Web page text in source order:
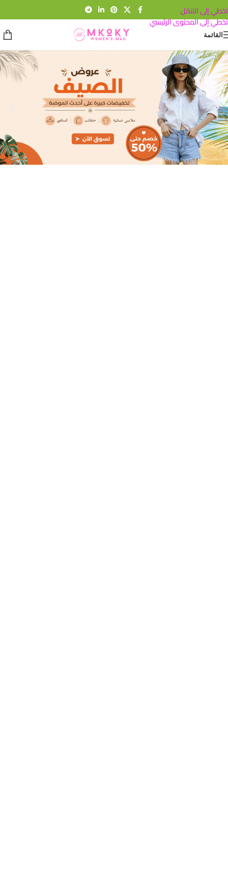
تخطي إلى التنقل
تخطي إلى المحتوى الرئيسي
القائمة